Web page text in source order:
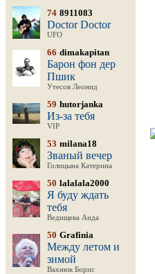
74 8911083
Doctor Doctor
UFO
66 dimakapitan
Барон фон дер
Пшик
Утесов Леонид
59 hutorjanka
Из-за тебя
VIP
53 milana18
Званый вечер
Голицына Катерина
50 lalalala2000
Я буду ждать
тебя
Ведищева Аида
50 Grafinia
Между летом и
зимой
Вахнюк Борис